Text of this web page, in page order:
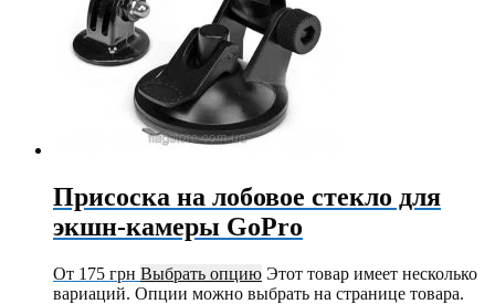
Присоска на лобовое стекло для
экшн-камеры GoPro
От 175 грн Выбрать опцию Этот товар имеет несколько
вариаций. Опции можно выбрать на странице товара.